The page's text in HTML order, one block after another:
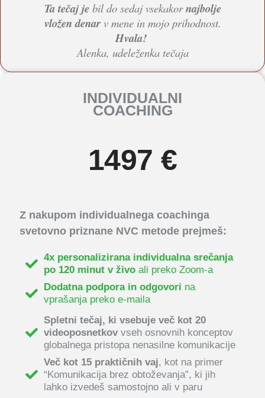
Ta tečaj je bil do sedaj vsekakornajbolje
vložen denar v mene in mojo prihodnost.
Hvala!
Alenka, udeleženka tečaja
INDIVIDUALNI
COACHING
1497 €
Z nakupom individualnega coachinga
svetovno priznane NVC metode prejmeš:
4x personalizirana individualna srečanja
po 120 minut v živoali preko Zoom-a
Dodatna podpora in odgovori na
vprašanja preko e-maila
Spletni tečaj, ki vsebuje več kot 20
videoposnetkov vseh osnovnih konceptov
globalnega pristopa nenasilne komunikacije
Več kot 15 praktičnih vaj, kot na primer
“Komunikacija brez obtoževanja”, ki jih
lahko izvedeš samostojno ali v paru